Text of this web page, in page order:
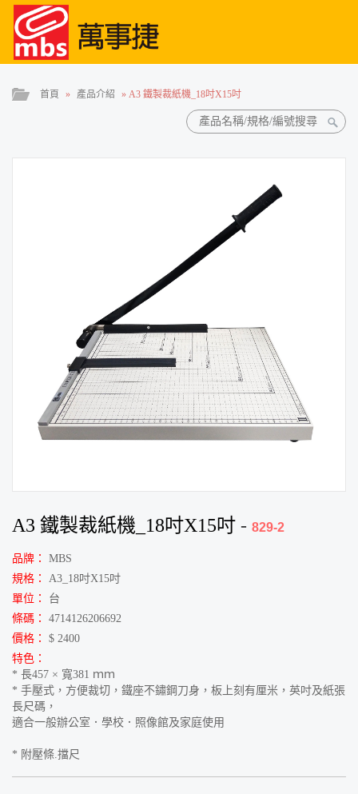
首頁 » 產品介紹 » A3 鐵製裁紙機_18吋X15吋
A3 鐵製裁紙機_18吋X15吋 - 829-2
品牌：
MBS
規格：
A3_18吋X15吋
單位：
台
條碼：
4714126206692
價格：
$ 2400
特色：
* 長457 × 寬381 ｍｍ
* 手壓式，方便裁切，鐵座不鏽鋼刀身，板上刻有厘米，英吋及紙張
長尺碼，
適合一般辦公室．學校．照像館及家庭使用
* 附壓條.擋尺